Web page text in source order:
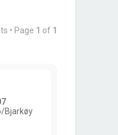
• Page 1 of 1
Bjarkøy